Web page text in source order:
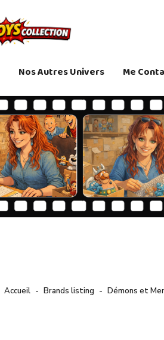
Nos Autres Univers Me
Accueil Brands listing Démons et